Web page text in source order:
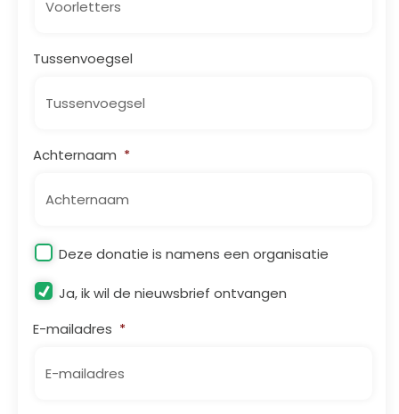
Tussenvoegsel
Achternaam *
Organisatie
Deze donatie is namens een organisatie
Nieuwsbrief
Ja, ik wil de nieuwsbrief ontvangen
E-mailadres *